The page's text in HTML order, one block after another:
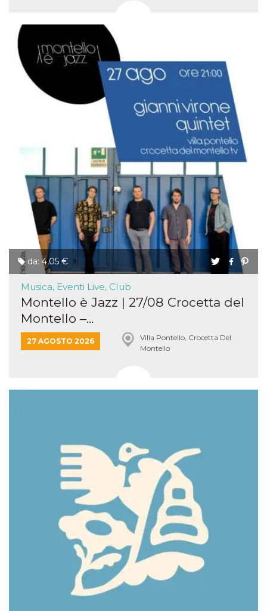
da: 4,05 €
Musica, Eventi Live, Club
Montello è Jazz | 27/08 Crocetta del
Montello –...
27 AGOSTO 2026
Villa Pontello, Crocetta Del
Montello